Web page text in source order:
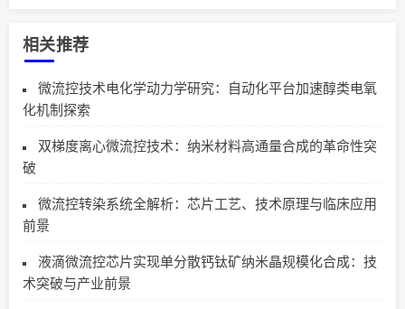
相关推荐
微流控技术电化学动力学研究：自动化平台加速醇类电氧
化机制探索
双梯度离心微流控技术：纳米材料高通量合成的革命性突
破
微流控转染系统全解析：芯片工艺、技术原理与临床应用
前景
液滴微流控芯片实现单分散钙钛矿纳米晶规模化合成：技
术突破与产业前景